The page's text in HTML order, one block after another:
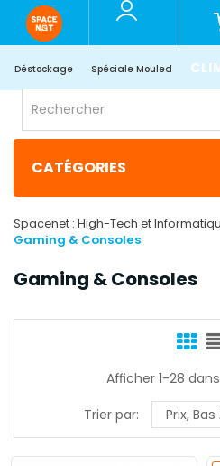
Déstockage Spéciale Mouled
CATÉGORIES
Spacenet : High-Tech et
Gaming & Consoles
Gaming & Consoles
Afficher 1-28
Trier par:
Prix,